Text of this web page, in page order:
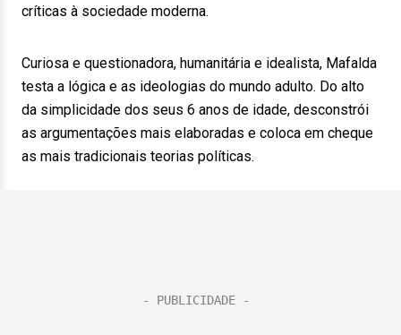
críticas à sociedade moderna.
Curiosa e questionadora, humanitária e idealista, Mafalda
testa a lógica e as ideologias do mundo adulto. Do alto
da simplicidade dos seus 6 anos de idade, desconstrói
as argumentações mais elaboradas e coloca em cheque
as mais tradicionais teorias políticas.